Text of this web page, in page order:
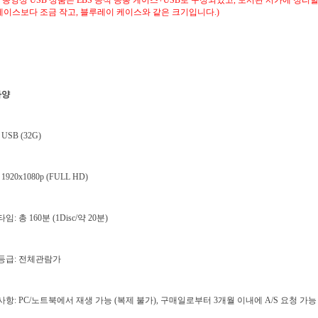
이스보다 조금 작고, 블루레이 케이스와 같은 크기입니다.)
(32G)
(FULL HD)
임: 총 160분 (1Disc/약 20분)
급: 전체관람가
항: PC/노트북에서 재생 가능 (복제 불가), 구매일로부터 3개월 이내에 A/S 요청 가능